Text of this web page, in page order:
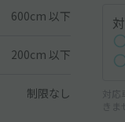
600cm 以下
200cm 以下
制限なし
対
き